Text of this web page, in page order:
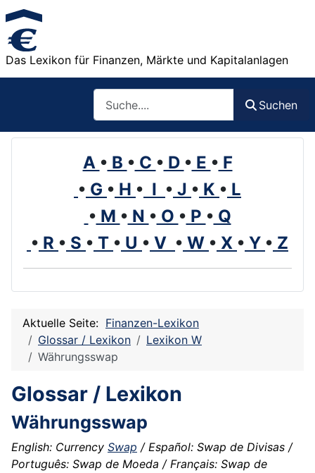
Das Lexikon für Finanzen, Märkte und Kapitalanlagen
Suchen
A • B • C • D • E • F
• G • H • I • J • K • L
• M • N • O • P • Q
• R • S • T • U • V • W • X • Y • Z
Aktuelle Seite: Finanzen-Lexikon
Glossar / Lexikon
Lexikon W
Währungsswap
Glossar / Lexikon
Währungsswap
English: Currency Swap / Español: Swap de Divisas /
Português: Swap de Moeda / Français: Swap de